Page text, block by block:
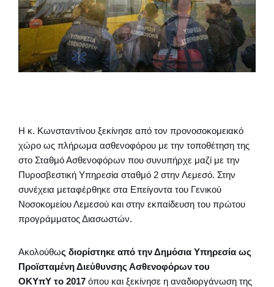
Η κ. Κωνσταντίνου ξεκίνησε από τον προνοσοκομειακό
χώρο ως πλήρωμα ασθενοφόρου με την τοποθέτηση της
στο Σταθμό Ασθενοφόρων που συνυπήρχε μαζί με την
Πυροσβεστική Υπηρεσία σταθμό 2 στην Λεμεσό. Στην
συνέχεια μεταφέρθηκε στα Επείγοντα του Γενικού
Νοσοκομείου Λεμεσού και στην εκπαίδευση του πρώτου
προγράμματος Διασωστών.
Ακολούθως διορίστηκε από την Δημόσια Υπηρεσία ως
Προϊσταμένη Διεύθυνσης Ασθενοφόρων του
ΟΚΥπΥ το 2017 όπου και ξεκίνησε η αναδιοργάνωση της